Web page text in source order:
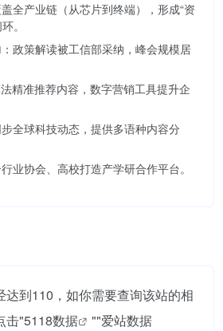
盖全产业链（从芯片到终端），形成“资
。
：政策解读被工信部采纳，峰会规模居
法精准推荐内容，数字营销工具提升企
步全球科技动态，提供多语种内容分
行业协会、高校打造产学研合作平台。
达到110，如你需要查询该站的相
击"5118数据 ""爱站数据